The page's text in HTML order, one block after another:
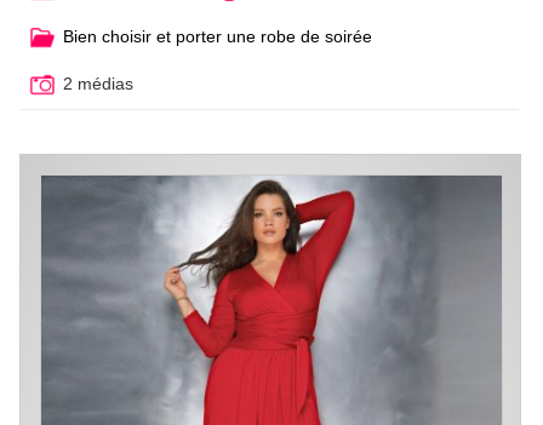
Bien choisir et porter une robe de soirée
2 médias